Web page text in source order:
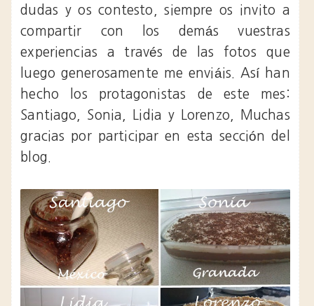
dudas y os contesto, siempre os invito a
compartir con los demás vuestras
experiencias a través de las fotos que
luego generosamente me enviáis. Así han
hecho los protagonistas de este mes:
Santiago, Sonia, Lidia y Lorenzo, Muchas
gracias por participar en esta sección del
blog.